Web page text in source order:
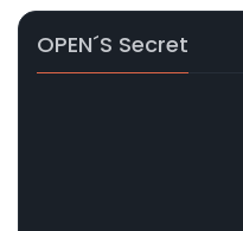
OPEN´s Secret